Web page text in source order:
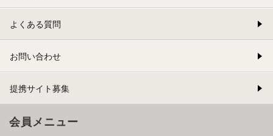
よくある質問
お問い合わせ
提携サイト募集
会員メニュー